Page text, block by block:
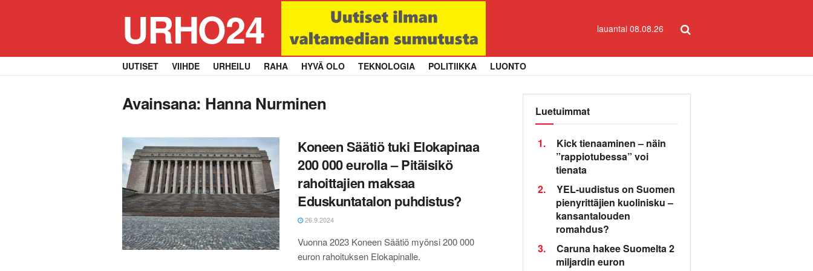
URHO24 lauantai 08.08.26
UUTISET VIIHDE URHEILU RAHA HYVÄ OLO TEKNOLOGIA POLITIIKKA LUONTO
Avainsana: Hanna Nurminen
Koneen Säätiö tuki Elokapinaa
200 000 eurolla – Pitäisikö
rahoittajien maksaa
Eduskuntatalon puhdistus?
26.9.2024
Vuonna 2023 Koneen Säätiö myönsi 200 000
euron rahoituksen Elokapinalle.
Luetuimmat
1.
Kick tienaaminen – näin
”rappiotubessa” voi
tienata
2.
YEL-uudistus on Suomen
pienyrittäjien kuolinisku –
kansantalouden
romahdus?
3.
Caruna hakee Suomelta 2
miljardin euron